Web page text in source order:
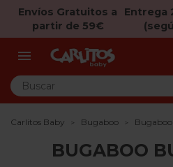
Envíos Gratuitos a
partir de 59€
Entrega

Carlitos Baby Bugaboo
BUGABOO